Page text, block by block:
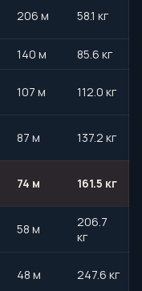
206 м 58.1 кг
140 м 85.6 кг
107 м 112.0 кг
87 м 137.2 кг
74 м 161.5 кг
58 м
206.7
кг
48 м 247.6 кг